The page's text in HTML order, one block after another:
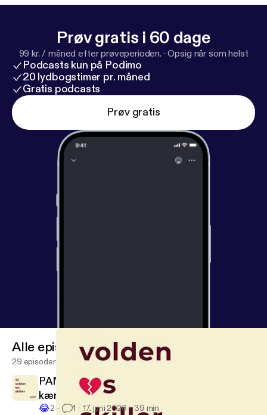
er at skabe samtaler om partnervold snarere end
fuldbyrdede beskrivelser af hændelsesforløb.
Udgangspunktet for samtalerne er derfor de
udsattes beskrivelser og oplevelser. -----------------
----------------------- Hosted on Acast. See
acast.com/privacy [
https://acast.com/privacy
more information.
Prøv gratis i 60 dage
99 kr. / måned efter prøveperioden. ·Opsig når som helst
Podcasts kun på Podimo
20 lydbogstimer pr. måned
Gratis podcasts
Prøv gratis
Alle episoder
29 episoder
PANELET GÅR LIVE: Dilemmaer om, når ung
kærlighed bliver voldsom
😂2 1 17. juni 2026 39 min